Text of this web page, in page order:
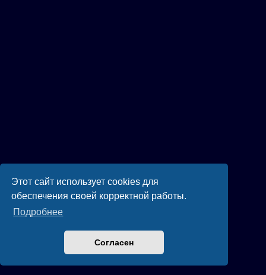
Этот сайт использует cookies для
обеспечения своей корректной работы.
Подробнее
Согласен